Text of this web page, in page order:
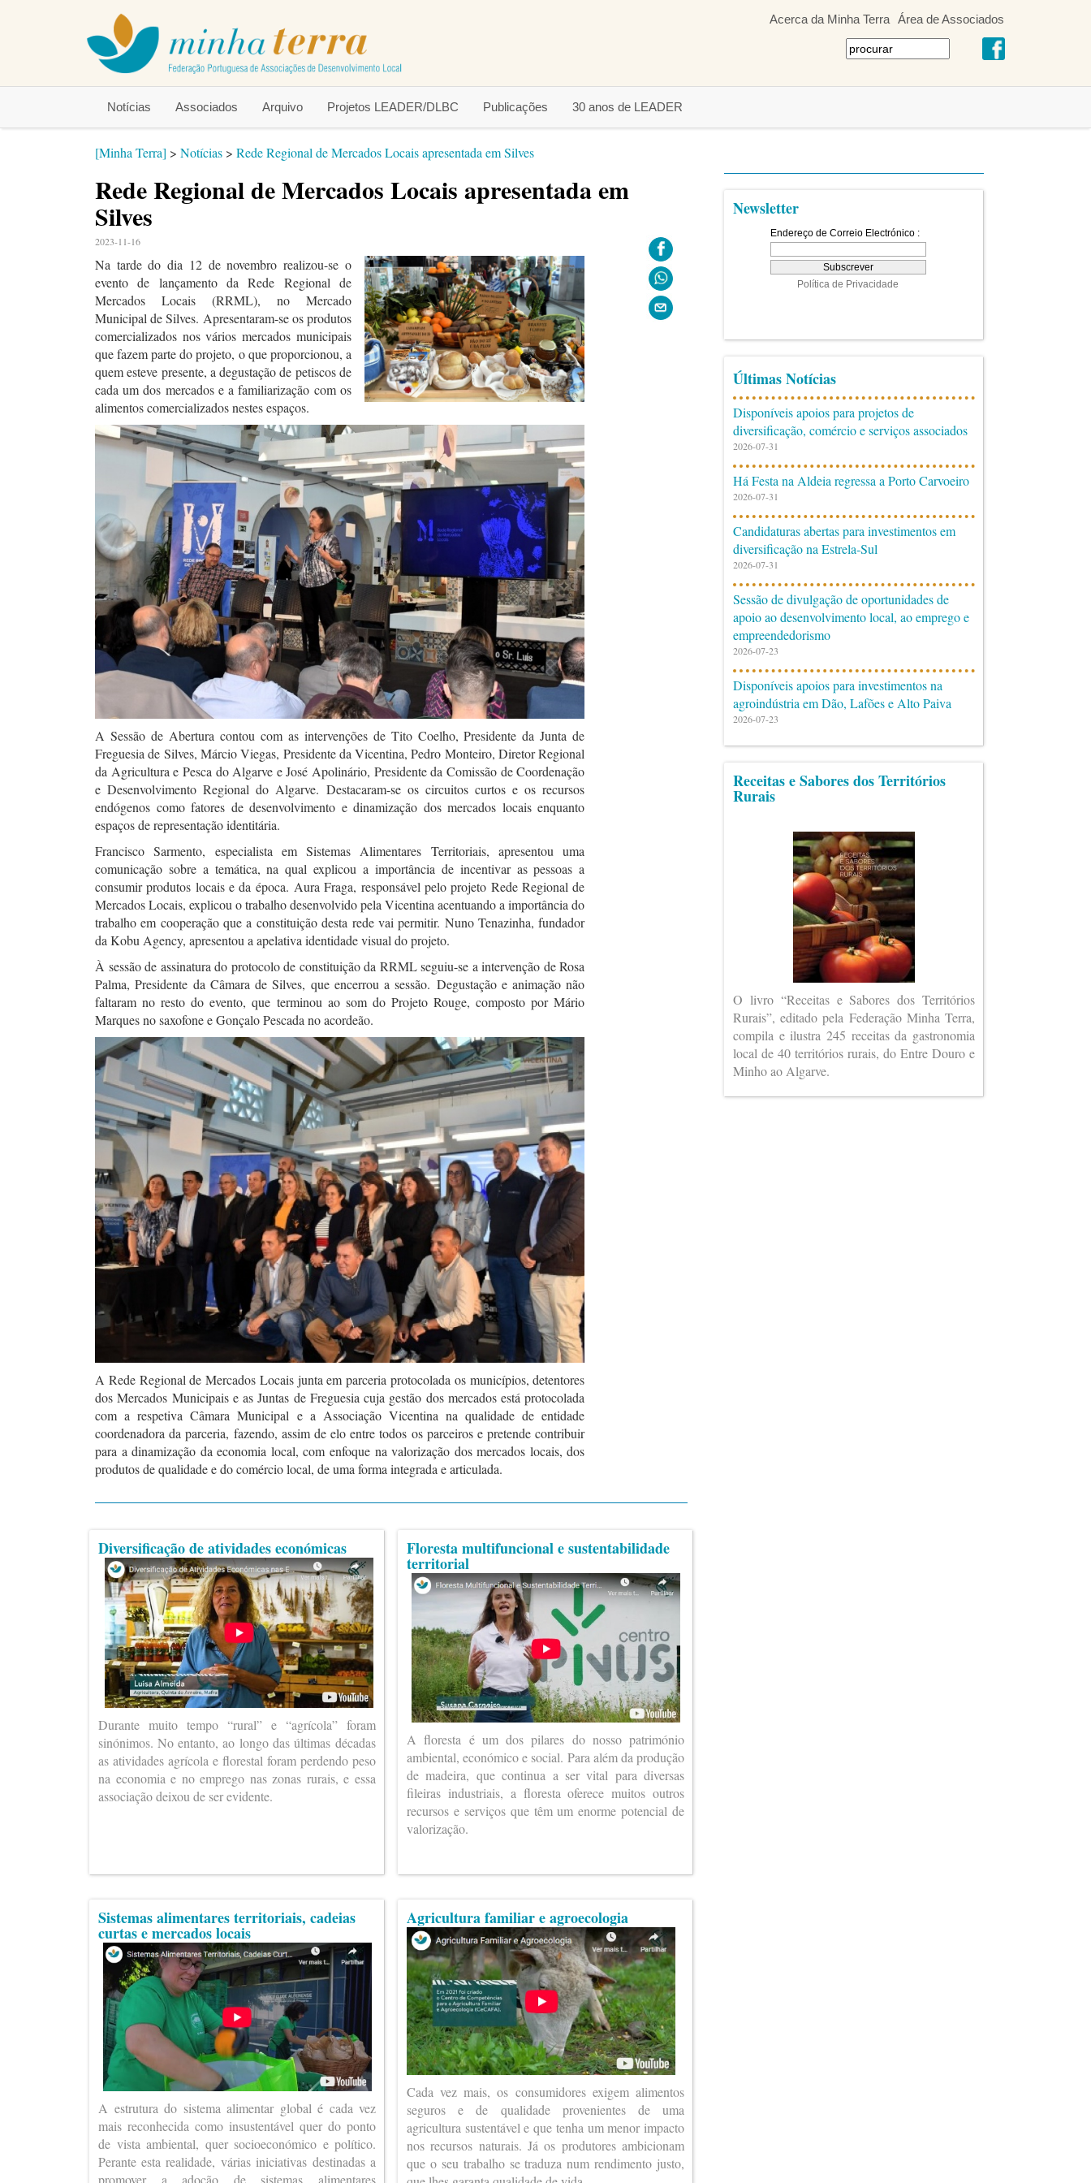
Acerca da Minha Terra Área de Associados
Notícias Associados Arquivo Projetos LEADER/DLBC Publicações 30 anos de LEADER
[Minha Terra] > Notícias > Rede Regional de Mercados Locais apresentada em Silves
Rede Regional de Mercados Locais apresentada em
Silves
2023-11-16
Na tarde do dia 12 de novembro realizou-se o
evento de lançamento da Rede Regional de
Mercados Locais (RRML), no Mercado
Municipal de Silves. Apresentaram-se os produtos
comercializados nos vários mercados municipais
que fazem parte do projeto, o que proporcionou, a
quem esteve presente, a degustação de petiscos de
cada um dos mercados e a familiarização com os
alimentos comercializados nestes espaços.
A Sessão de Abertura contou com as intervenções de Tito Coelho, Presidente da Junta de
Freguesia de Silves, Márcio Viegas, Presidente da Vicentina, Pedro Monteiro, Diretor Regional
da Agricultura e Pesca do Algarve e José Apolinário, Presidente da Comissão de Coordenação
e Desenvolvimento Regional do Algarve. Destacaram-se os circuitos curtos e os recursos
endógenos como fatores de desenvolvimento e dinamização dos mercados locais enquanto
espaços de representação identitária.
Francisco Sarmento, especialista em Sistemas Alimentares Territoriais, apresentou uma
comunicação sobre a temática, na qual explicou a importância de incentivar as pessoas a
consumir produtos locais e da época. Aura Fraga, responsável pelo projeto Rede Regional de
Mercados Locais, explicou o trabalho desenvolvido pela Vicentina acentuando a importância do
trabalho em cooperação que a constituição desta rede vai permitir. Nuno Tenazinha, fundador
da Kobu Agency, apresentou a apelativa identidade visual do projeto.
À sessão de assinatura do protocolo de constituição da RRML seguiu-se a intervenção de Rosa
Palma, Presidente da Câmara de Silves, que encerrou a sessão. Degustação e animação não
faltaram no resto do evento, que terminou ao som do Projeto Rouge, composto por Mário
Marques no saxofone e Gonçalo Pescada no acordeão.
A Rede Regional de Mercados Locais junta em parceria protocolada os municípios, detentores
dos Mercados Municipais e as Juntas de Freguesia cuja gestão dos mercados está protocolada
com a respetiva Câmara Municipal e a Associação Vicentina na qualidade de entidade
coordenadora da parceria, fazendo, assim de elo entre todos os parceiros e pretende contribuir
para a dinamização da economia local, com enfoque na valorização dos mercados locais, dos
produtos de qualidade e do comércio local, de uma forma integrada e articulada.
Diversificação de atividades económicas
Durante muito tempo “rural” e “agrícola” foram
sinónimos. No entanto, ao longo das últimas décadas
as atividades agrícola e florestal foram perdendo peso
na economia e no emprego nas zonas rurais, e essa
associação deixou de ser evidente.
Sistemas alimentares territoriais, cadeias
curtas e mercados locais
A estrutura do sistema alimentar global é cada vez
mais reconhecida como insustentável quer do ponto
de vista ambiental, quer socioeconómico e político.
Perante esta realidade, várias iniciativas destinadas a
Floresta multifuncional e sustentabilidade
territorial
A floresta é um dos pilares do nosso património
ambiental, económico e social. Para além da produção
de madeira, que continua a ser vital para diversas
fileiras industriais, a floresta oferece muitos outros
recursos e serviços que têm um enorme potencial de
valorização.
Agricultura familiar e agroecologia
Cada vez mais, os consumidores exigem alimentos
seguros e de qualidade provenientes de uma
agricultura sustentável e que tenha um menor impacto
nos recursos naturais. Já os produtores ambicionam
que o seu trabalho se traduza num rendimento justo,
Newsletter
Últimas Notícias
Disponíveis apoios para projetos de
diversificação, comércio e serviços associados
2026-07-31
Há Festa na Aldeia regressa a Porto Carvoeiro
2026-07-31
Candidaturas abertas para investimentos em
diversificação na Estrela-Sul
2026-07-31
Sessão de divulgação de oportunidades de
apoio ao desenvolvimento local, ao emprego e
empreendedorismo
2026-07-23
Disponíveis apoios para investimentos na
agroindústria em Dão, Lafões e Alto Paiva
2026-07-23
Receitas e Sabores dos Territórios
Rurais
O livro “Receitas e Sabores dos Territórios
Rurais”, editado pela Federação Minha Terra,
compila e ilustra 245 receitas da gastronomia
local de 40 territórios rurais, do Entre Douro e
Minho ao Algarve.